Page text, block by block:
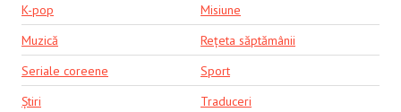
K-pop
Misiune
Muzică
Rețeta săptămânii
Seriale coreene
Sport
Știri
Traduceri